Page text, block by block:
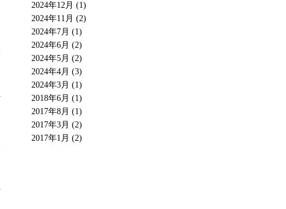
2024年12月 (1)
2024年11月 (2)
2024年7月 (1)
2024年6月 (2)
2024年5月 (2)
2024年4月 (3)
2024年3月 (1)
2018年6月 (1)
2017年8月 (1)
2017年3月 (2)
2017年1月 (2)